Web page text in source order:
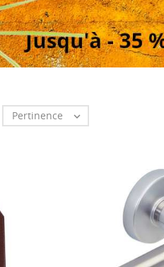
Pertinence 